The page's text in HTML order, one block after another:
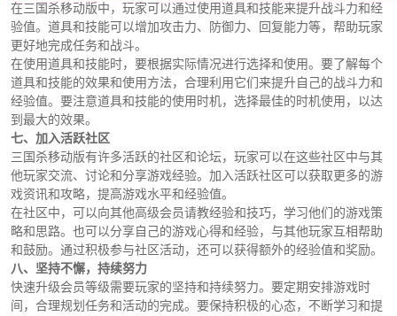
在三国杀移动版中，玩家可以通过使用道具和技能来提升战斗力和经
验值。道具和技能可以增加攻击力、防御力、回复能力等，帮助玩家
更好地完成任务和战斗。
在使用道具和技能时，要根据实际情况进行选择和使用。要了解每个
道具和技能的效果和使用方法，合理利用它们来提升自己的战斗力和
经验值。要注意道具和技能的使用时机，选择最佳的时机使用，以达
到最大的效果。
七、加入活跃社区
三国杀移动版有许多活跃的社区和论坛，玩家可以在这些社区中与其
他玩家交流、讨论和分享游戏经验。加入活跃社区可以获取更多的游
戏资讯和攻略，提高游戏水平和经验值。
在社区中，可以向其他高级会员请教经验和技巧，学习他们的游戏策
略和思路。也可以分享自己的游戏心得和经验，与其他玩家互相帮助
和鼓励。通过积极参与社区活动，还可以获得额外的经验值和奖励。
八、坚持不懈，持续努力
快速升级会员等级需要玩家的坚持和持续努力。要定期安排游戏时
间，合理规划任务和活动的完成。要保持积极的心态，不断学习和提